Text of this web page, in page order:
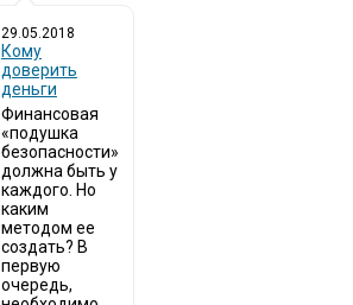
29.05.2018
Кому
доверить
деньги
Финансовая
«подушка
безопасности»
должна быть у
каждого. Но
каким
методом ее
создать? В
первую
очередь,